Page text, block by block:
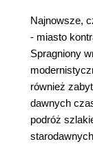
Najnowsze,
- miasto
Spragniony
również
dawnych
podróż